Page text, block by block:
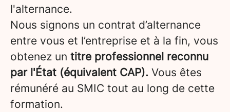
l'alternance.
Nous signons un contrat d’alternance
entre vous et l’entreprise et à la fin, vous
obtenez un titre professionnel reconnu
par l'État (équivalent CAP). Vous êtes
rémunéré au SMIC tout au long de cette
formation.